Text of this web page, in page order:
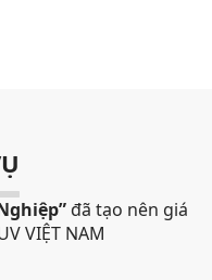
đã tạo nên giá
VIỆT NAM